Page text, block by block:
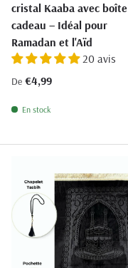
cristal Kaaba avec boîte
cadeau – Idéal pour
Ramadan et l'Aïd
20 avis
Prix habituel
De €4,99
En stock